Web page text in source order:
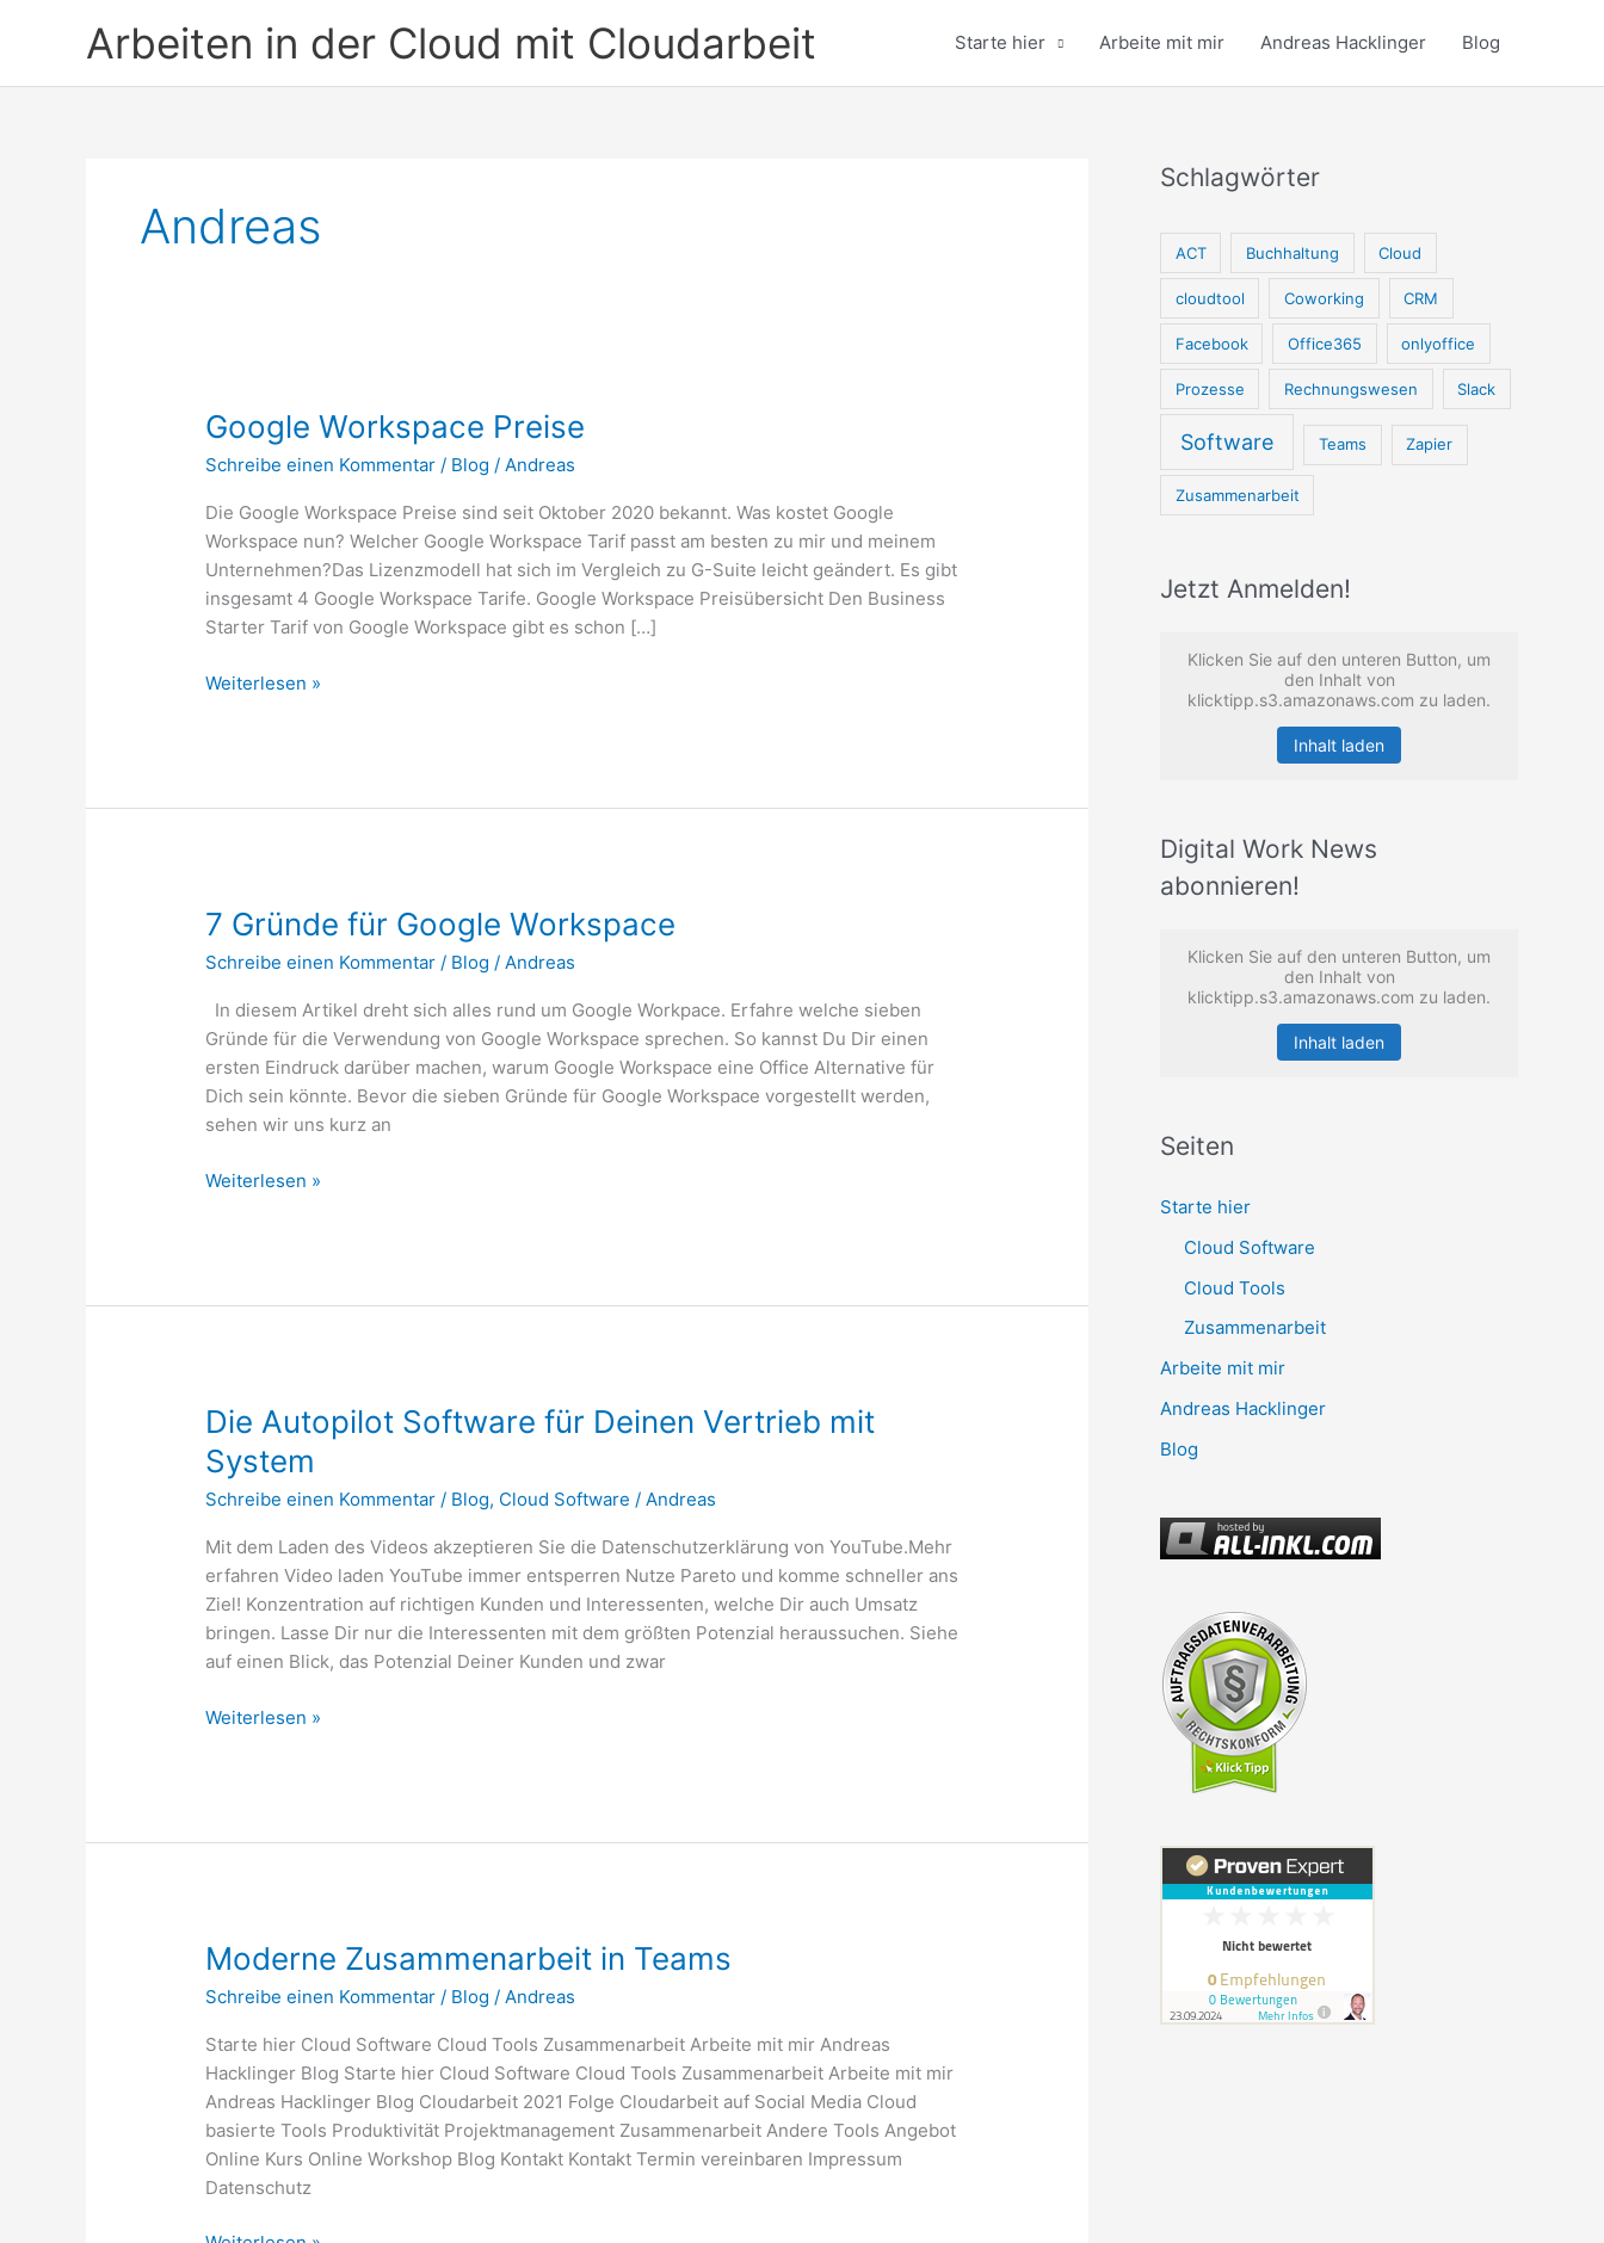
Arbeiten in der Cloud mit Cloudarbeit Starte hier Arbeite mit mir Andreas Hacklinger Blog
Andreas
Google Workspace Preise
Schreibe einen Kommentar / Blog /Andreas
Die Google Workspace Preise sind seit Oktober 2020 bekannt. Was kostet Google
Workspace nun? Welcher Google Workspace Tarif passt am besten zu mir und meinem
Unternehmen?Das Lizenzmodell hat sich im Vergleich zu G-Suite leicht geändert. Es gibt
insgesamt 4 Google Workspace Tarife. Google Workspace Preisübersicht Den Business
Starter Tarif von Google Workspace gibt es schon […]
Google
Weiterlesen »
7 Gründe für Google Workspace
Schreibe einen Kommentar / Blog /Andreas
In diesem Artikel dreht sich alles rund um Google Workpace. Erfahre welche sieben
Gründe für die Verwendung von Google Workspace sprechen. So kannst Du Dir einen
ersten Eindruck darüber machen, warum Google Workspace eine Office Alternative für
Dich sein könnte. Bevor die sieben Gründe für Google Workspace vorgestellt werden,
sehen wir uns kurz an
7
Weiterlesen »
Die Autopilot Software für Deinen Vertrieb mit
System
Schreibe einen Kommentar / Blog, Cloud Software /Andreas
Mit dem Laden des Videos akzeptieren Sie die Datenschutzerklärung von YouTube.Mehr
erfahren Video laden YouTube immer entsperren Nutze Pareto und komme schneller ans
Ziel! Konzentration auf richtigen Kunden und Interessenten, welche Dir auch Umsatz
bringen. Lasse Dir nur die Interessenten mit dem größten Potenzial heraussuchen. Siehe
auf einen Blick, das Potenzial Deiner Kunden und zwar
Die
Weiterlesen »
Moderne Zusammenarbeit in Teams
Schreibe einen Kommentar / Blog /Andreas
Starte hier Cloud Software Cloud Tools Zusammenarbeit Arbeite mit mir Andreas
Hacklinger Blog Starte hier Cloud Software Cloud Tools Zusammenarbeit Arbeite mit mir
Andreas Hacklinger Blog Cloudarbeit 2021 Folge Cloudarbeit auf Social Media Cloud
basierte Tools Produktivität Projektmanagement Zusammenarbeit Andere Tools Angebot
Online Kurs Online Workshop Blog Kontakt Kontakt Termin vereinbaren Impressum
Datenschutz
Schlagwörter
ACT Buchhaltung Cloud
cloudtool Coworking CRM
Facebook Office365 onlyoffice
Prozesse Rechnungswesen Slack
Software Teams Zapier
Zusammenarbeit
Jetzt Anmelden!
Klicken Sie auf den unteren Button, um
den Inhalt von
klicktipp.s3.amazonaws.com zu laden.
Inhalt laden
Digital Work News
abonnieren!
Klicken Sie auf den unteren Button, um
den Inhalt von
klicktipp.s3.amazonaws.com zu laden.
Inhalt laden
Seiten
Starte hier
Cloud Software
Cloud Tools
Zusammenarbeit
Arbeite mit mir
Andreas Hacklinger
Blog